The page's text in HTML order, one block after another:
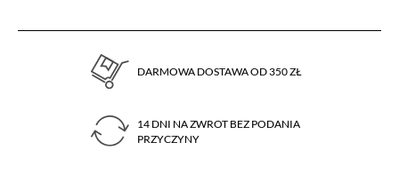
DARMOWA DOSTAWA OD 350 ZŁ
14 DNI NA ZWROT BEZ PODANIA
PRZYCZYNY